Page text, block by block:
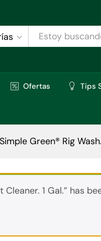
Ofertas Tips
Simple Green® Rig
Cleaner. 1 Gal.” has